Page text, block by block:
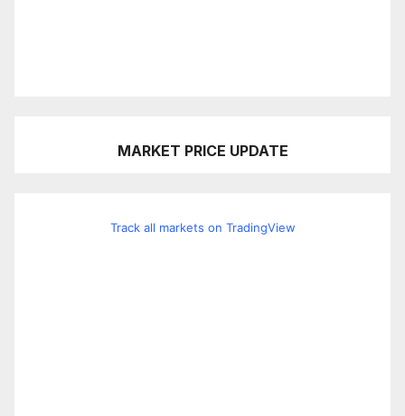
MARKET PRICE UPDATE
Track all markets on TradingView